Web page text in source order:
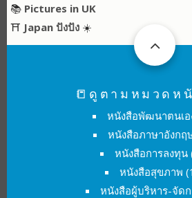
📚 Pictures in UK
⛩ Japan ปังปัง ☀️
📒ดูตามหมวดหนั
หนังสือพัฒนาตนเอ
หนังสือภาษาอังกฤ
หนังสือการลงทุน
หนังสือสุขภาพ
หนังสือผู้บริหาร-จัด